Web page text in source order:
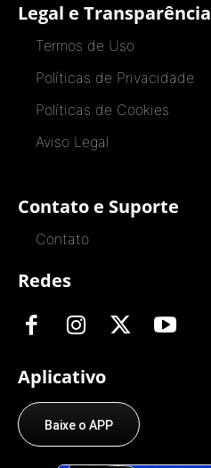
Legal e Transparência
Termos de Uso
Políticas de Privacidade
Políticas de Cookies
Aviso Legal
Contato e Suporte
Contato
Redes
Aplicativo
Baixe o APP